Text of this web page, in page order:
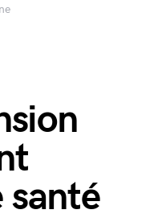
santé